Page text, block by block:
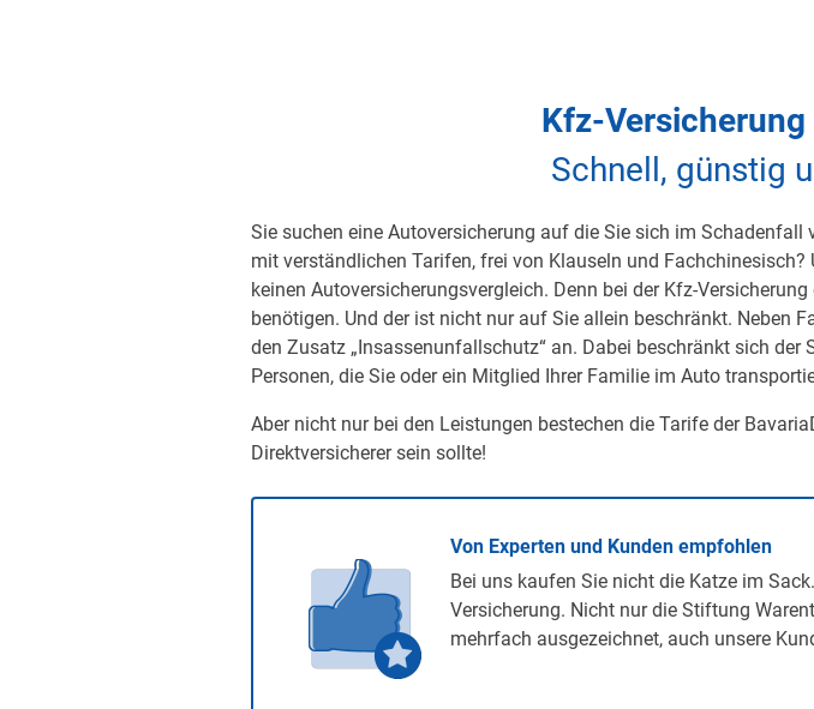
Kfz-
Schnell, günstig
Sie suchen eine Autoversicherung auf die Sie sich im
mit verständlichen Tarifen, frei von Klauseln und
keinen Autoversicherungsvergleich. Denn bei der Kfz-
benötigen. Und der ist nicht nur auf Sie allein beschränkt. Neben
den Zusatz „Insassenunfallschutz“ an. Dabei beschränkt sich
Personen, die Sie oder ein Mitglied Ihrer Familie im Auto
Aber nicht nur bei den Leistungen bestechen die Tarife der
Direktversicherer sein sollte!
Von Experten und Kunden empfohlen
Bei uns kaufen Sie nicht die Katze im
Versicherung. Nicht nur die Stiftung
mehrfach ausgezeichnet, auch unsere